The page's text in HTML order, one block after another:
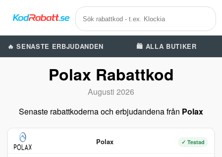
🔥 SENASTE ERBJUDANDEN 🛍️ ALLA BUTIKER
Polax Rabattkod
Augusti 2026
Senaste rabattkoderna och erbjudandena från Polax
Polax ✓ Testad